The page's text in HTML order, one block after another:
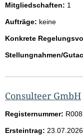
Mitgliedschaften: 1
Aufträge: keine
Konkrete
Stellungnahmen/
Consulteer GmbH
Registernummer:
Ersteintrag: 23.07.2026